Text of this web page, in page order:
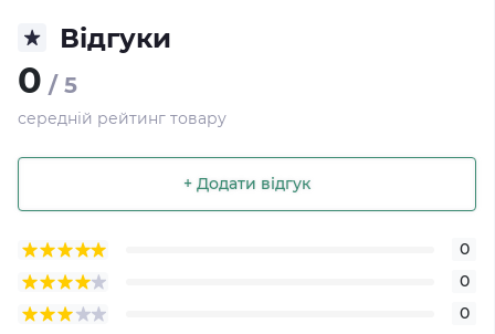
Відгуки
0 / 5
середній рейтинг товару
+ Додати відгук
0
0
0